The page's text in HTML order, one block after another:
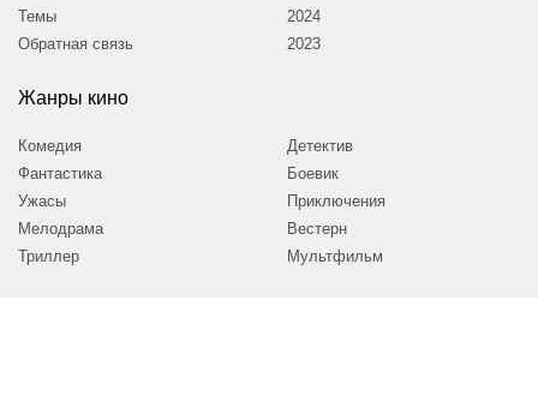
Темы
Обратная связь
2024
2023
Жанры кино
Комедия
Фантастика
Ужасы
Мелодрама
Триллер
Детектив
Боевик
Приключения
Вестерн
Мультфильм